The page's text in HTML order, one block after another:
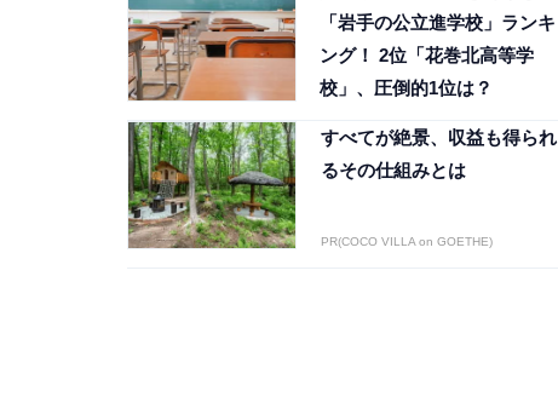
「岩手の公立進学校」ランキ
ング！ 2位「花巻北高等学
校」、圧倒的1位は？
すべてが絶景、収益も得られ
るその仕組みとは
PR(COCO VILLA on GOETHE)